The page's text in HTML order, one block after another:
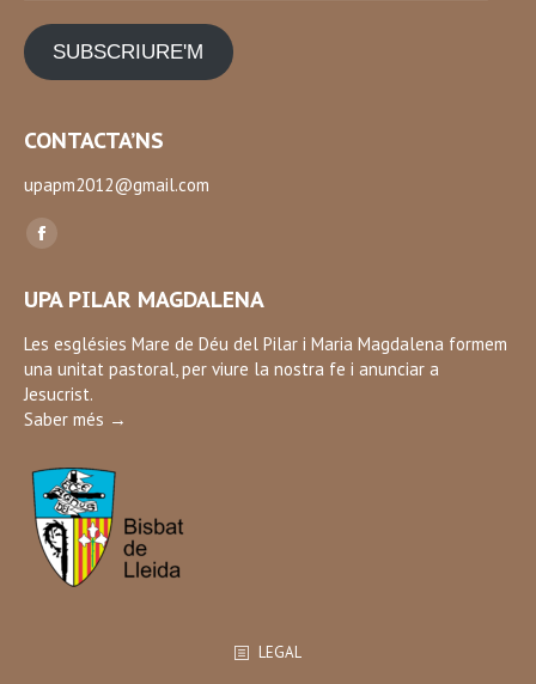
SUBSCRIURE'M
CONTACTA’NS
upapm2012@gmail.com
Find us on:
Facebook
opens
in
new
window
UPA PILAR MAGDALENA
Les esglésies Mare de Déu del Pilar i Maria Magdalena formem
una unitat pastoral, per viure la nostra fe i anunciar a
Jesucrist.
Saber més →
LEGAL